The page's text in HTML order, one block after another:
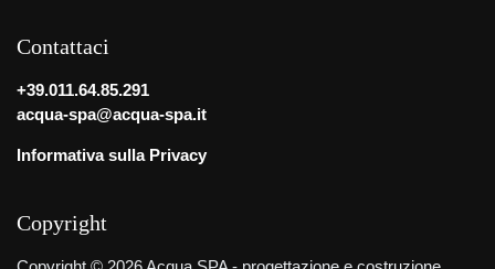
Contattaci
+39.011.64.85.291
acqua-spa@acqua-spa.it
Informativa sulla Privacy
Copyright